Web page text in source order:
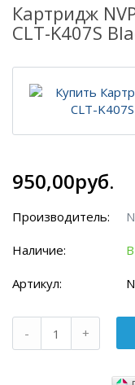
Картридж
CLT-K407S
950,00руб.
Производитель:
Наличие:
Артикул: